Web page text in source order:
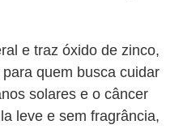
e traz óxido de zinco,
quem busca cuidar
solares e o câncer
leve e sem fragrância,